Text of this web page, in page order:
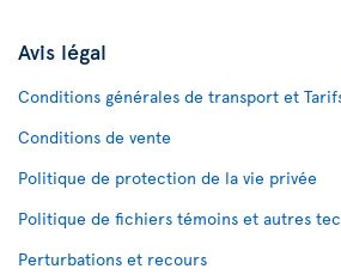
Avis légal
Conditions générales de transport et
Conditions de vente
Politique de protection de la vie privée
Politique de fichiers témoins et autres
Perturbations et recours